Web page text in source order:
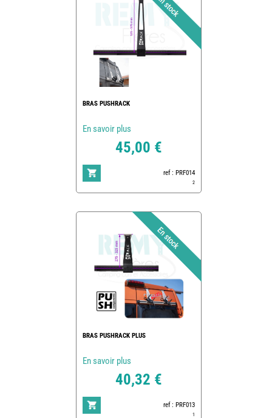
BRAS PUSHRACK
En savoir plus
45,00 €
ref : PRF014
2
BRAS PUSHRACK PLUS
En savoir plus
40,32 €
ref : PRF013
1